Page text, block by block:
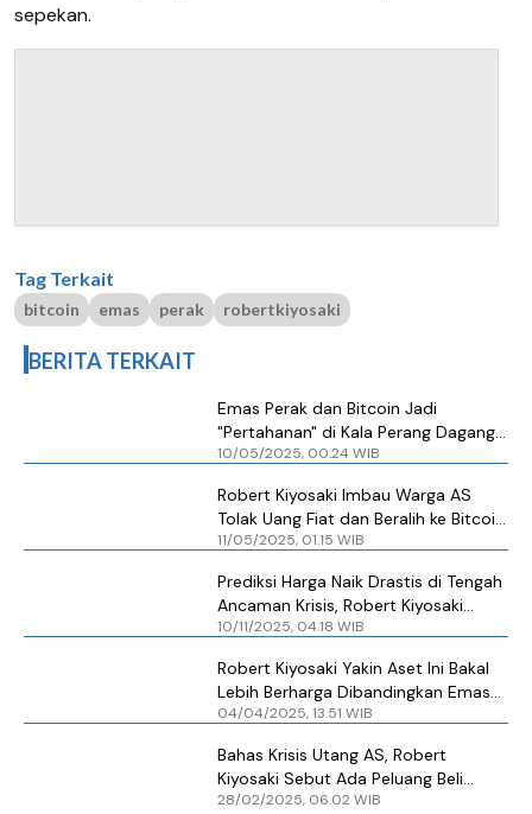
sepekan.
Tag Terkait
bitcoin emas perak robertkiyosaki
BERITA TERKAIT
Emas Perak dan Bitcoin Jadi
"Pertahanan" di Kala Perang Dagang,
Mana yang Lebih Diunggulkan Robert
10/05/2025, 00.24 WIB
Robert Kiyosaki Imbau Warga AS
Tolak Uang Fiat dan Beralih ke Bitcoin
Emas dan Perak
11/05/2025, 01.15 WIB
Prediksi Harga Naik Drastis di Tengah
Ancaman Krisis, Robert Kiyosaki
Borong Emas, Perak, Bitcoin, dan
10/11/2025, 04.18 WIB
Robert Kiyosaki Yakin Aset Ini Bakal
Lebih Berharga Dibandingkan Emas
dan Bitcoin, Harganya pun Lagi
04/04/2025, 13.51 WIB
Bahas Krisis Utang AS, Robert
Kiyosaki Sebut Ada Peluang Beli
Bitcoin Lebih Banyak
28/02/2025, 06.02 WIB